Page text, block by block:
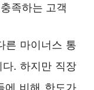
족하는 고객
른 마이너스 통
. 하지만 직장
에 비해 한도가